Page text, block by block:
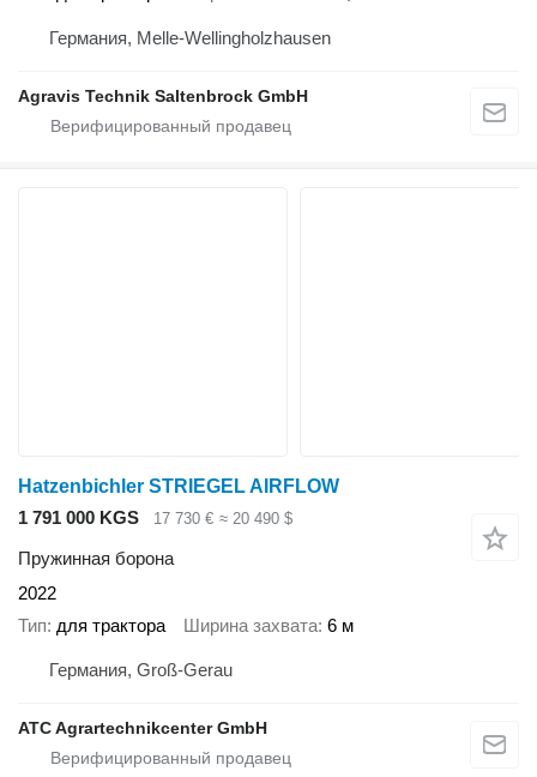
Германия, Melle-Wellingholzhausen
Agravis Technik Saltenbrock GmbH
Hatzenbichler STRIEGEL AIRFLOW
1 791 000 KGS
17 730 € ≈ 20 490 $
Пружинная борона
2022
Тип для трактора Ширина захвата 6 м
Германия, Groß-Gerau
ATC Agrartechnikcenter GmbH